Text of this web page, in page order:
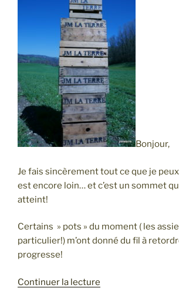
Bonjour,
Je fais sincèrement tout ce que je
est encore loin… et c’est un sommet
atteint!
Certains » pots » du moment ( les
particulier!) m’ont donné du fil à
progresse!
Continuer la lecture